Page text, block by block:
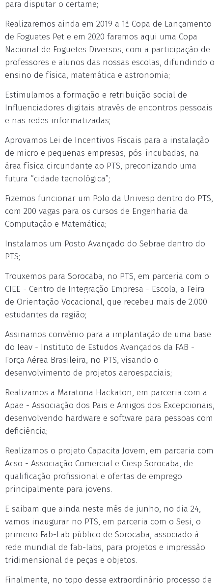
para disputar o certame;
Realizaremos ainda em 2019 a 1ª Copa de Lançamento
de Foguetes Pet e em 2020 faremos aqui uma Copa
Nacional de Foguetes Diversos, com a participação de
professores e alunos das nossas escolas, difundindo o
ensino de física, matemática e astronomia;
Estimulamos a formação e retribuição social de
Influenciadores digitais através de encontros pessoais
e nas redes informatizadas;
Aprovamos Lei de Incentivos Fiscais para a instalação
de micro e pequenas empresas, pós-incubadas, na
área física circundante ao PTS, preconizando uma
futura “cidade tecnológica”;
Fizemos funcionar um Polo da Univesp dentro do PTS,
com 200 vagas para os cursos de Engenharia da
Computação e Matemática;
Instalamos um Posto Avançado do Sebrae dentro do
PTS;
Trouxemos para Sorocaba, no PTS, em parceria com o
CIEE - Centro de Integração Empresa - Escola, a Feira
de Orientação Vocacional, que recebeu mais de 2.000
estudantes da região;
Assinamos convênio para a implantação de uma base
do Ieav - Instituto de Estudos Avançados da FAB -
Força Aérea Brasileira, no PTS, visando o
desenvolvimento de projetos aeroespaciais;
Realizamos a Maratona Hackaton, em parceria com a
Apae - Associação dos Pais e Amigos dos Excepcionais,
desenvolvendo hardware e software para pessoas com
deficiência;
Realizamos o projeto Capacita Jovem, em parceria com
Acso - Associação Comercial e Ciesp Sorocaba, de
qualificação profissional e ofertas de emprego
principalmente para jovens.
E saibam que ainda neste mês de junho, no dia 24,
vamos inaugurar no PTS, em parceria com o Sesi, o
primeiro Fab-Lab público de Sorocaba, associado à
rede mundial de fab-labs, para projetos e impressão
tridimensional de peças e objetos.
Finalmente, no topo desse extraordinário processo de